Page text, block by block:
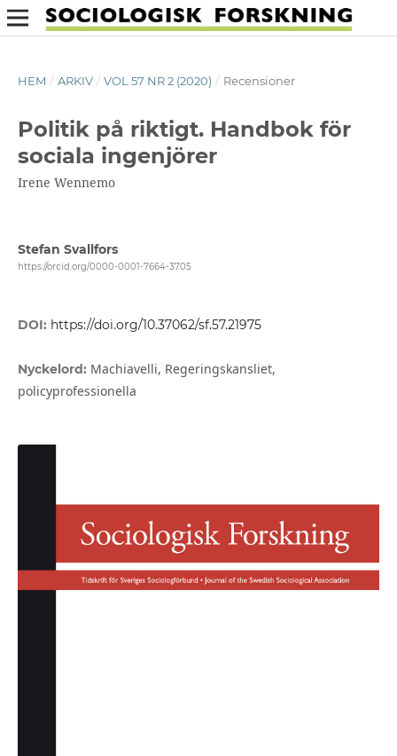
HEM / ARKIV / VOL 57 NR 2 (2020) / Recensioner
Politik på riktigt. Handbok för
sociala ingenjörer
Irene Wennemo
Stefan Svallfors
https://orcid.org/0000-0001-7664-3705
DOI: https://doi.org/10.37062/sf.57.21975
Nyckelord: Machiavelli, Regeringskansliet,
policyprofessionella